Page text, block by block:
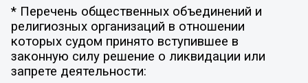
* Перечень общественных объединений и
религиозных организаций в отношении
которых судом принято вступившее в
законную силу решение о ликвидации или
запрете деятельности: